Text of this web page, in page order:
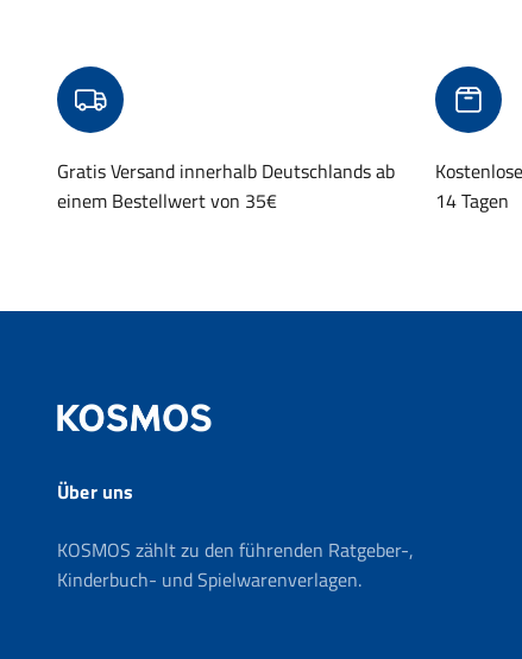
Gratis Versand innerhalb Deutschlands ab
einem Bestellwert von 35€
14 Tagen
Über uns
KOSMOS zählt zu den führenden Ratgeber-,
Kinderbuch- und Spielwarenverlagen.